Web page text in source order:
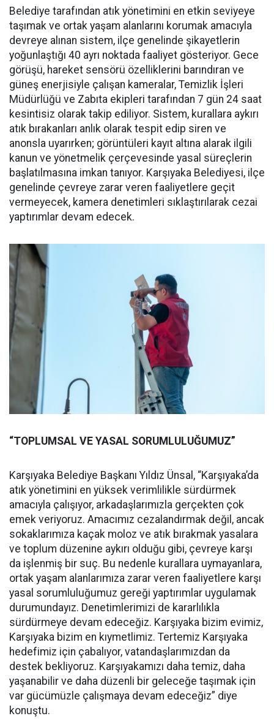
Belediye tarafından atık yönetimini en etkin seviyeye
taşımak ve ortak yaşam alanlarını korumak amacıyla
devreye alınan sistem, ilçe genelinde şikayetlerin
yoğunlaştığı 40 ayrı noktada faaliyet gösteriyor. Gece
görüşü, hareket sensörü özelliklerini barındıran ve
güneş enerjisiyle çalışan kameralar, Temizlik İşleri
Müdürlüğü ve Zabıta ekipleri tarafından 7 gün 24 saat
kesintisiz olarak takip ediliyor. Sistem, kurallara aykırı
atık bırakanları anlık olarak tespit edip siren ve
anonsla uyarırken; görüntüleri kayıt altına alarak ilgili
kanun ve yönetmelik çerçevesinde yasal süreçlerin
başlatılmasına imkan tanıyor. Karşıyaka Belediyesi, ilçe
genelinde çevreye zarar veren faaliyetlere geçit
vermeyecek, kamera denetimleri sıklaştırılarak cezai
yaptırımlar devam edecek.
“TOPLUMSAL VE YASAL SORUMLULUĞUMUZ”
Karşıyaka Belediye Başkanı Yıldız Ünsal, “Karşıyaka’da
atık yönetimini en yüksek verimlilikle sürdürmek
amacıyla çalışıyor, arkadaşlarımızla gerçekten çok
emek veriyoruz. Amacımız cezalandırmak değil, ancak
sokaklarımıza kaçak moloz ve atık bırakmak yasalara
ve toplum düzenine aykırı olduğu gibi, çevreye karşı
da işlenmiş bir suç. Bu nedenle kurallara uymayanlara,
ortak yaşam alanlarımıza zarar veren faaliyetlere karşı
yasal sorumluluğumuz gereği yaptırımlar uygulamak
durumundayız. Denetimlerimizi de kararlılıkla
sürdürmeye devam edeceğiz. Karşıyaka bizim evimiz,
Karşıyaka bizim en kıymetlimiz. Tertemiz Karşıyaka
hedefimiz için çabalıyor, vatandaşlarımızdan da
destek bekliyoruz. Karşıyakamızı daha temiz, daha
yaşanabilir ve daha düzenli bir geleceğe taşımak için
var gücümüzle çalışmaya devam edeceğiz” diye
konuştu.